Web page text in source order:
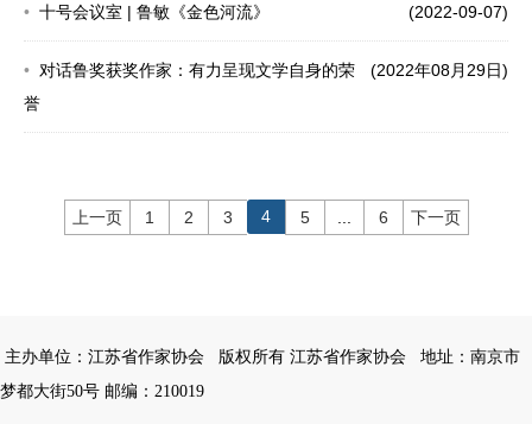
(2022-09-07)
十号会议室 | 鲁敏《金色河流》
(2022年08月29日)
对话鲁奖获奖作家：有力呈现文学自身的荣
誉
上一页 1 2 3 4 5 6 下一页
主办单位：江苏省作家协会 版权所有 江苏省作家协会
地址：南京市
梦都大街50号 邮编：210019